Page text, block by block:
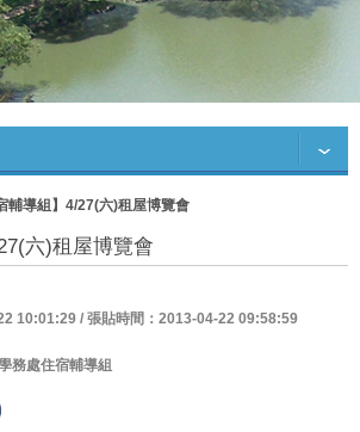
輔導組】4/27(六)租屋博覽會
六)租屋博覽會
10:01:29 / 張貼時間：2013-04-22 09:58:59
務處住宿輔導組